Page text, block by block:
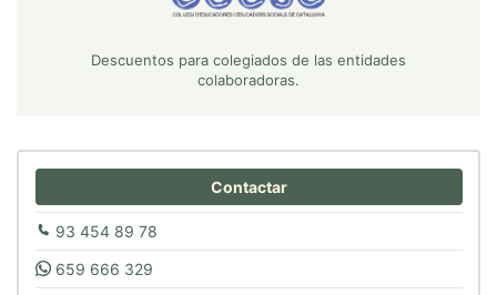
Descuentos para colegiados de las entidades
colaboradoras.
Contactar
93 454 89 78
659 666 329